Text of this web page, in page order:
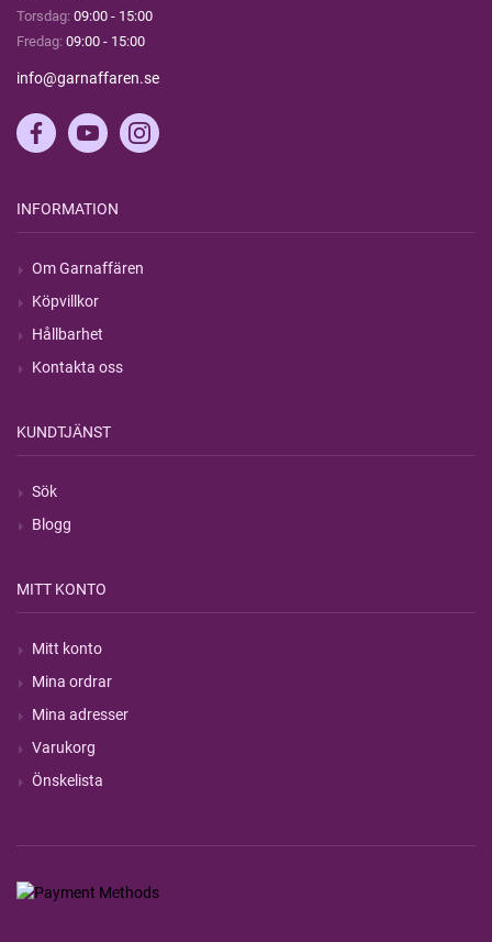
Torsdag: 09:00 - 15:00
Fredag: 09:00 - 15:00
info@garnaffaren.se
INFORMATION
Om Garnaffären
Köpvillkor
Hållbarhet
Kontakta oss
KUNDTJÄNST
Sök
Blogg
MITT KONTO
Mitt konto
Mina ordrar
Mina adresser
Varukorg
Önskelista